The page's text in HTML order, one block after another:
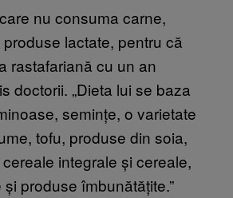
nu consuma carne,
lactate, pentru că
rastafariană cu un an
doctorii. „Dieta lui se baza
semințe, o varietate
tofu, produse din soia,
integrale și cereale,
produse îmbunătățite.”